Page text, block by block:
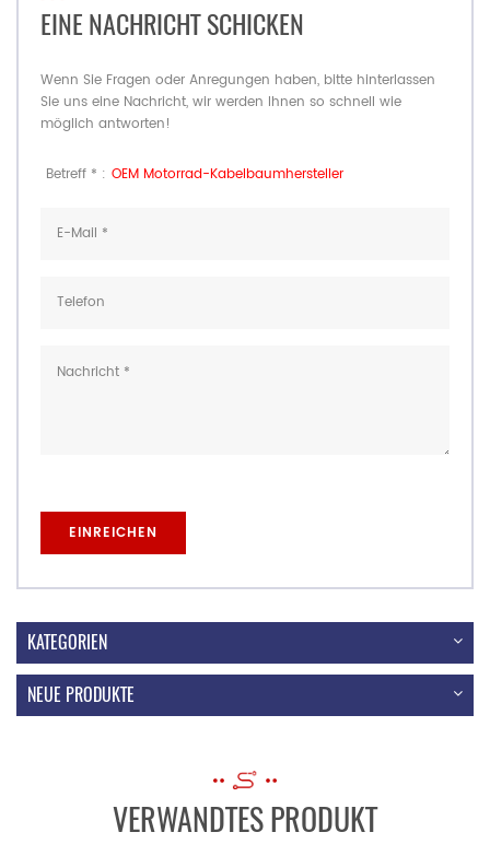
EINE NACHRICHT SCHICKEN
Wenn Sie Fragen oder Anregungen haben, bitte hinterlassen
Sie uns eine Nachricht, wir werden Ihnen so schnell wie
möglich antworten!
Betreff * : OEM Motorrad-Kabelbaumhersteller
KATEGORIEN
NEUE PRODUKTE
VERWANDTES PRODUKT